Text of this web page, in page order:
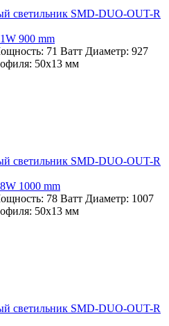
900 mm
71 Ватт Диаметр: 927
50х13 мм
1000 mm
78 Ватт Диаметр: 1007
50х13 мм